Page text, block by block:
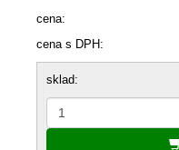
cena:
cena s DPH:
sklad: